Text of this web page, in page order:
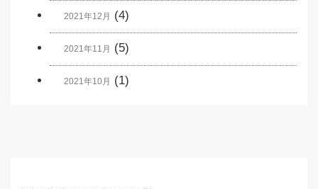
2021年12月 (4)
2021年11月 (5)
2021年10月 (1)